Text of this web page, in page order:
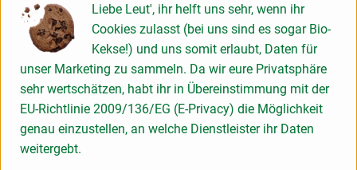
Glutenfrei und vegan
Produktinformationen
Zutaten
Liebe Leut', ihr helft uns sehr, wenn ihr
Cookies zulasst (bei uns sind es sogar Bio-
Kekse!) und uns somit erlaubt, Daten für
unser Marketing zu sammeln. Da wir eure Privatsphäre
sehr wertschätzen, habt ihr in Übereinstimmung mit der
EU-Richtlinie 2009/136/EG (E-Privacy) die Möglichkeit
genau einzustellen, an welche Dienstleister ihr Daten
weitergebt.